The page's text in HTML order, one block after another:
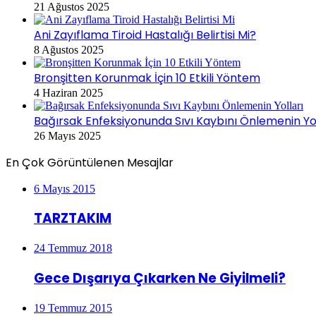
21 Ağustos 2025
Ani Zayıflama Tiroid Hastalığı Belirtisi Mi?
8 Ağustos 2025
Bronşitten Korunmak İçin 10 Etkili Yöntem
4 Haziran 2025
Bağırsak Enfeksiyonunda Sıvı Kaybını Önlemenin
26 Mayıs 2025
En Çok Görüntülenen Mesajlar
6 Mayıs 2015
TARZTAKIM
24 Temmuz 2018
Gece Dışarıya Çıkarken Ne Giyilmeli?
19 Temmuz 2015